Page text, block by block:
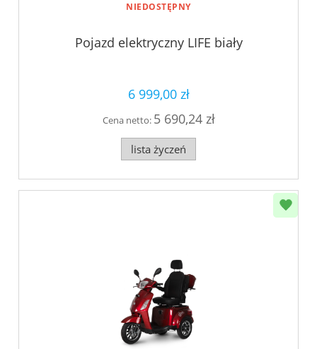
NIEDOSTĘPNY
Pojazd elektryczny LIFE biały
6 999,00 zł
Cena netto: 5 690,24 zł
lista życzeń